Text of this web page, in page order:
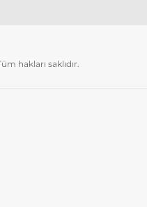
hakları saklıdır.